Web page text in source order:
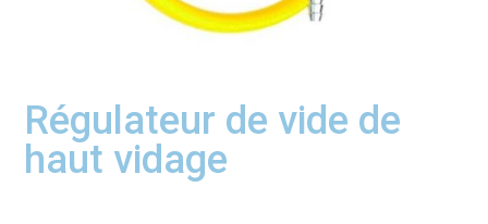
Régulateur de vide de
haut vidage